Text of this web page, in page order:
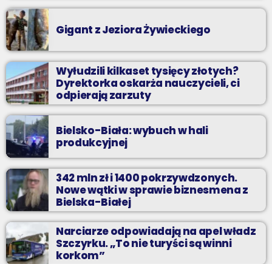
Gigant z Jeziora Żywieckiego
Wyłudzili kilkaset tysięcy złotych?
Dyrektorka oskarża nauczycieli, ci
odpierają zarzuty
Bielsko-Biała: wybuch w hali
produkcyjnej
342 mln zł i 1400 pokrzywdzonych.
Nowe wątki w sprawie biznesmena z
Bielska-Białej
Narciarze odpowiadają na apel władz
Szczyrku. „To nie turyści są winni
korkom”